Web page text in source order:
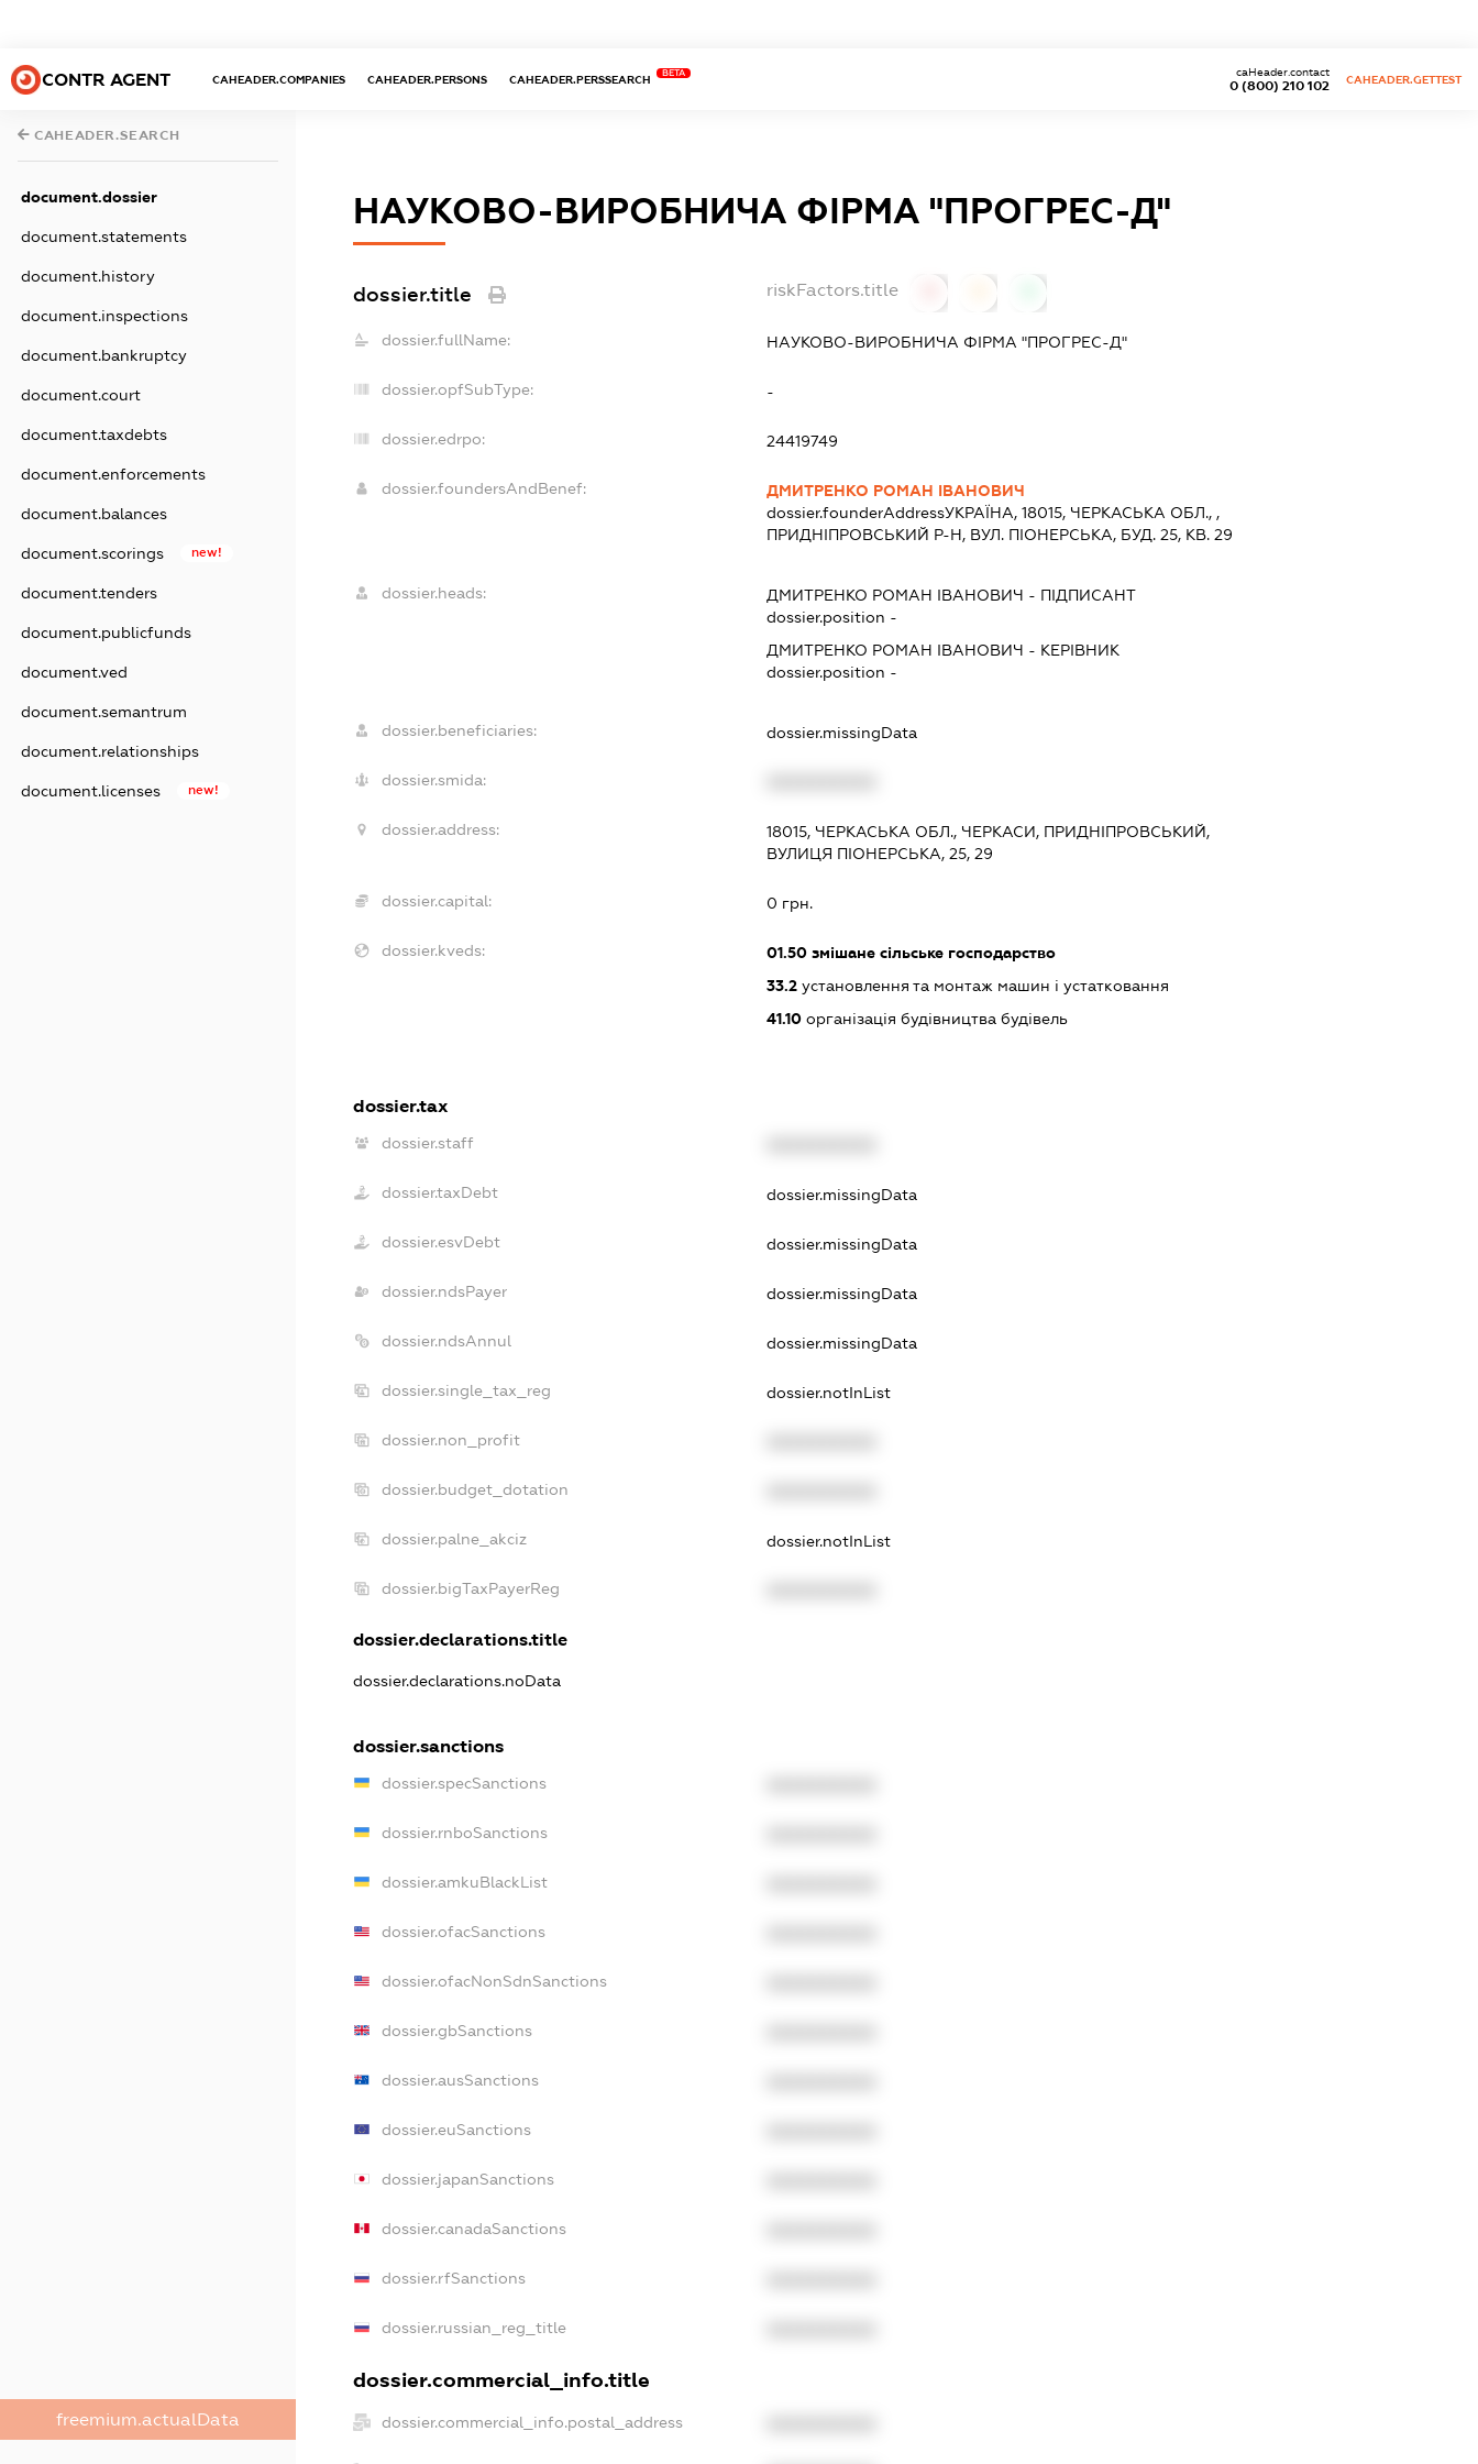
CONTR AGENT CAHEADER.COMPANIES CAHEADER.PERSONS CAHEADER.PERSSEARCH
BETA
0 (800) 210 102
caHeader.contact
CAHEADER.GETTEST
CAHEADER.SEARCH
document.dossier
document.statements
document.history
document.inspections
document.bankruptcy
document.court
document.taxdebts
document.enforcements
document.balances
document.scorings new!
document.tenders
document.publicfunds
document.ved
document.semantrum
document.relationships
document.licenses new!
freemium.actualData
НАУКОВО-ВИРОБНИЧА ФІРМА "ПРОГРЕС-Д"
dossier.title riskFactors.title
dossier.fullName: НАУКОВО-ВИРОБНИЧА ФІРМА "ПРОГРЕС-Д"
dossier.opfSubType: -
dossier.edrpo: 24419749
dossier.foundersAndBenef:
ДМИТРЕНКО РОМАН ІВАНОВИЧ
dossier.founderAddressУКРАЇНА, 18015, ЧЕРКАСЬКА ОБЛ., ,
ПРИДНІПРОВСЬКИЙ Р-Н, ВУЛ. ПІОНЕРСЬКА, БУД. 25, КВ. 29
dossier.heads: ДМИТРЕНКО РОМАН ІВАНОВИЧ - ПІДПИСАНТ
dossier.position -
ДМИТРЕНКО РОМАН ІВАНОВИЧ - КЕРІВНИК
dossier.position -
dossier.beneficiaries: dossier.missingData
dossier.smida:
dossier.address:
18015, ЧЕРКАСЬКА ОБЛ., ЧЕРКАСИ, ПРИДНІПРОВСЬКИЙ,
ВУЛИЦЯ ПІОНЕРСЬКА, 25, 29
dossier.capital: 0 грн.
dossier.kveds: 01.50 змішане сільське господарство
33.2 установлення та монтаж машин і устатковання
41.10 організація будівництва будівель
dossier.tax
dossier.staff
dossier.taxDebt dossier.missingData
dossier.esvDebt dossier.missingData
dossier.ndsPayer dossier.missingData
dossier.ndsAnnul dossier.missingData
dossier.single_tax_reg dossier.notInList
dossier.non_profit
dossier.budget_dotation
dossier.palne_akciz dossier.notInList
dossier.bigTaxPayerReg
dossier.declarations.title
dossier.declarations.noData
dossier.sanctions
dossier.specSanctions
dossier.rnboSanctions
dossier.amkuBlackList
dossier.ofacSanctions
dossier.ofacNonSdnSanctions
dossier.gbSanctions
dossier.ausSanctions
dossier.euSanctions
dossier.japanSanctions
dossier.canadaSanctions
dossier.rfSanctions
dossier.russian_reg_title
dossier.commercial_info.title
dossier.commercial_info.postal_address